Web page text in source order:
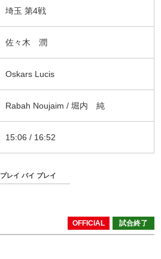
埼玉 第4戦
佐々木 潤
Oskars Lucis
Rabah Noujaim / 堀内 純
15:06 / 16:52
プレイ バイ プレイ
OFFICIAL 試合終了